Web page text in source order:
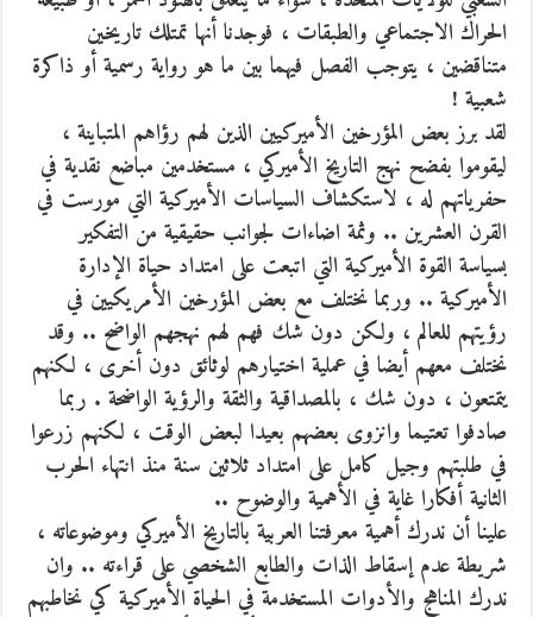
الحراك الاجتماعي والطبقات ، فوجدنا أنها تمتلك تاريخين
متناقضين ، يتوجب الفصل فيهما بين ما هو رواية رسمية أو ذاكرة
شعبية !
لقد برز بعض المؤرخين الأميركيين الذين لهم رؤاهم المتباينة ،
ليقوموا بفضح نهج التاريخ الأميركي ، مستخدمين مباضع نقدية في
حفرياتهم له ، لاستكشاف السياسات الأميركية التي مورست في
القرن العشرين .. وثمة اضاءات لجوانب حقيقية من التفكير
بسياسة القوة الأميركية التي اتبعت على امتداد حياة الإدارة
الأميركية .. وربما نختلف مع بعض المؤرخين الأمريكيين في
رؤيتهم للعالم ، ولكن دون شك فهم لهم نهجهم الواضح .. وقد
نختلف معهم أيضا في عملية اختيارهم لوثائق دون أخرى ، لكنهم
يتمتعون ، دون شك ، بالمصداقية والثقة والرؤية الواضحة . ربما
صادفوا تعتيما وانزوى بعضهم بعيدا لبعض الوقت ، لكنهم زرعوا
في طلبتهم وجيل كامل على امتداد ثلاثين سنة منذ انتهاء الحرب
الثانية أفكارا غاية في الأهمية والوضوح ..
علينا أن ندرك أهمية معرفتنا العربية بالتاريخ الأميركي وموضوعاته ،
شريطة عدم إسقاط الذات والطابع الشخصي على قراءته .. وان
ندرك المناهج والأدوات المستخدمة في الحياة الأميركية كي نخاطبهم